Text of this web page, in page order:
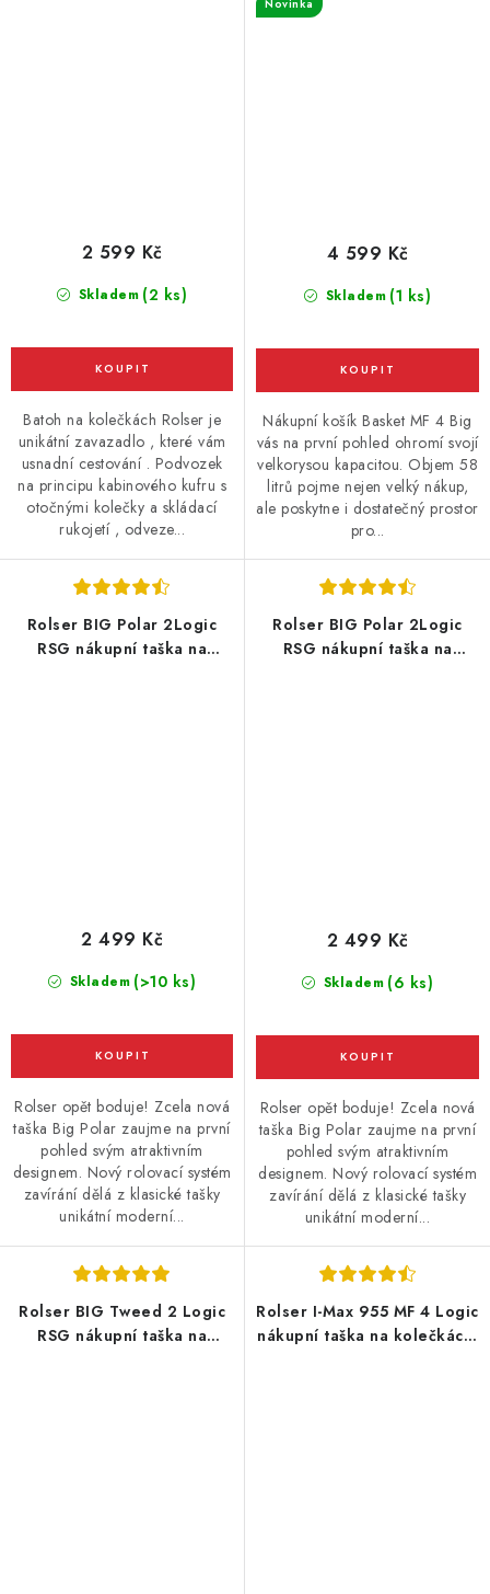
Skladem (2 ks)
2 599 Kč
Batoh na kolečkách Rolser je
unikátní zavazadlo , které vám
usnadní cestování . Podvozek
na principu kabinového kufru s
otočnými kolečky a skládací
rukojetí , odveze...
Novinka
Skladem (1 ks)
4 599 Kč
Nákupní košík Basket MF 4 Big
vás na první pohled ohromí svojí
velkorysou kapacitou. Objem 58
litrů pojme nejen velký nákup,
ale poskytne i dostatečný prostor
pro...
Rolser BIG Polar 2Logic
RSG nákupní taška na
Skladem (>10 ks)
2 499 Kč
Rolser opět boduje! Zcela nová
taška Big Polar zaujme na první
pohled svým atraktivním
designem. Nový rolovací systém
zavírání dělá z klasické tašky
unikátní moderní...
Rolser BIG Polar 2Logic
RSG nákupní taška na
Skladem (6 ks)
2 499 Kč
Rolser opět boduje! Zcela nová
taška Big Polar zaujme na první
pohled svým atraktivním
designem. Nový rolovací systém
zavírání dělá z klasické tašky
unikátní moderní...
Rolser BIG Tweed 2 Logic
RSG nákupní taška na
Rolser I-Max 955 MF 4 Logic
nákupní taška na kolečkách,